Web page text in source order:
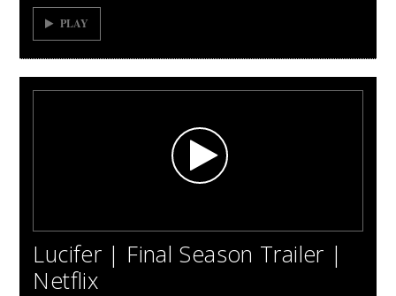
PLAY
Lucifer | Final Season Trailer |
Netflix